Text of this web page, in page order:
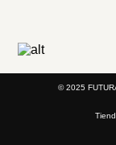
© 2025